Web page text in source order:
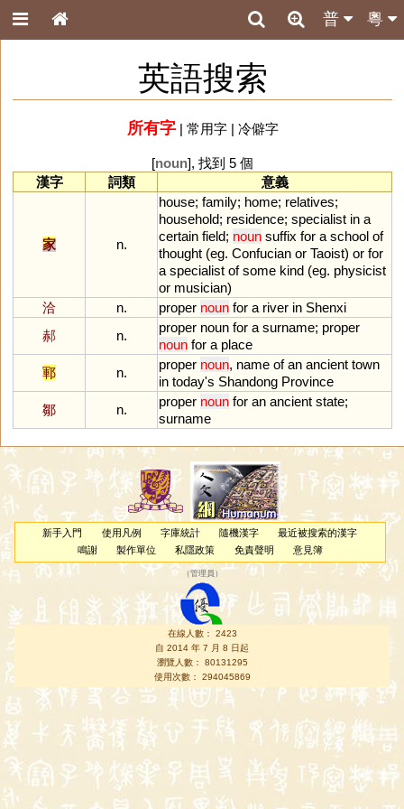
粵
普
英語搜索
所有字| 常用字| 冷僻字
[noun], 找到 5 個
漢字
詞類 意義
家 n.
house; family; home; relatives;
household; residence; specialist in a
certain field; noun suffix for a school of
thought (eg. Confucian or Taoist) or for
a specialist of some kind (eg. physicist
or musician)
洽
n. proper noun for a river in Shenxi
郝
n.
proper noun for a surname; proper
noun for a place
鄆
n.
proper noun, name of an ancient town
in today's Shandong Province
鄒
n.
proper noun for an ancient state;
surname
新手入門 使用凡例 字庫統計 隨機漢字
最近被搜索的漢字
鳴謝
製作單位 私隱政策 免責聲明 意見簿
（管理員 ）
在線人數： 2423
自 2014 年 7 月 8 日起
瀏覽人數： 80131295
使用次數： 294045869